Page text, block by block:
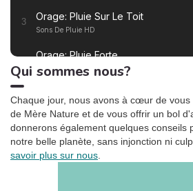
l’usage sont-elles
3 Orage: Pluie Sur Le Toit
Sons De Pluie HD
Orage: Pluie Forte
Sons De Pluie HD
5
Oasis de sommeil
6 La tempête tropicale à l'horizon
Somnolent Jean
Qui sommes nous?
Chaque jour, nous avons à cœur de
de Mère Nature et de vous offrir un bol
donnerons également quelques conseils
notre belle planète, sans injonction ni
savoir plus sur nous